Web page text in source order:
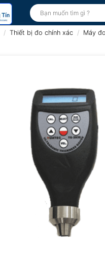
Tìm
kiếm:
/ Thiết bị đo chính xác / Máy